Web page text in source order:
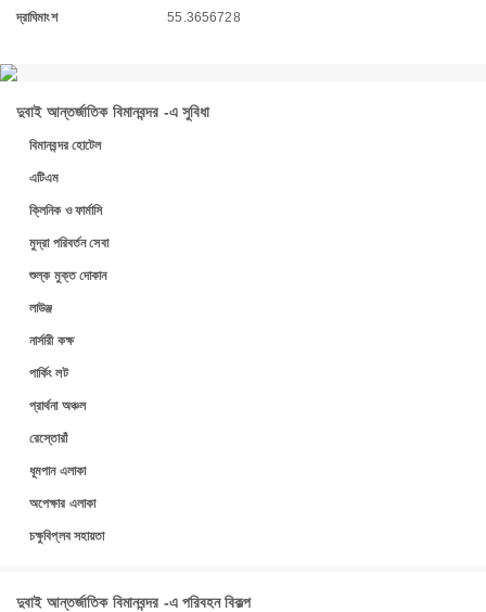
দ্রাঘিমাংশ 55.3656728
দুবাই আন্তর্জাতিক বিমানবন্দর -এ সুবিধা
বিমানবন্দর হোটেল
এটিএম
ক্লিনিক ও ফার্মাসি
মুদ্রা পরিবর্তন সেবা
শুল্ক মুক্ত দোকান
লাউঞ্জ
নার্সারী কক্ষ
পার্কিং লট
প্রার্থনা অঞ্চল
রেস্তোরাঁ
ধূমপান এলাকা
অপেক্ষার এলাকা
চক্ষুবিপ্লব সহায়তা
দুবাই আন্তর্জাতিক বিমানবন্দর -এ পরিবহন বিকল্প